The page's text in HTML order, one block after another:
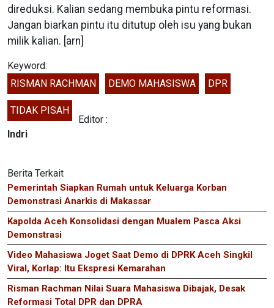
direduksi. Kalian sedang membuka pintu reformasi.
Jangan biarkan pintu itu ditutup oleh isu yang bukan
milik kalian. [arn]
Keyword:
RISMAN RACHMAN
DEMO MAHASISWA DPR
TIDAK PISAH
Editor :
Indri
Berita Terkait
Pemerintah Siapkan Rumah untuk Keluarga Korban
Demonstrasi Anarkis di Makassar
Kapolda Aceh Konsolidasi dengan Mualem Pasca Aksi
Demonstrasi
Video Mahasiswa Joget Saat Demo di DPRK Aceh Singkil
Viral, Korlap: Itu Ekspresi Kemarahan
Risman Rachman Nilai Suara Mahasiswa Dibajak, Desak
Reformasi Total DPR dan DPRA